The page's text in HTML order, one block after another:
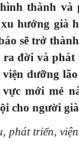
thành và
hướng già
sẽ trở
đời và
dưỡng
mới mẻ
cho người
phát triển,